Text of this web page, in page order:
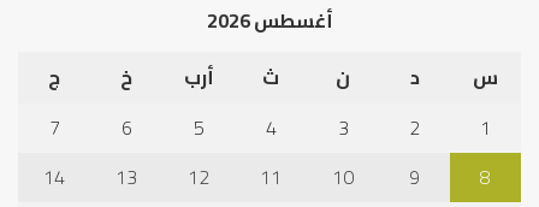
أغسطس 2026
س
د ن ث أرب خ
ج
1
2
3
4
5
6
7
8
9
10
11
12
13
14